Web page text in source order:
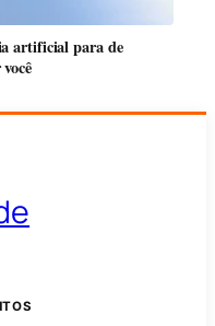
artificial para de